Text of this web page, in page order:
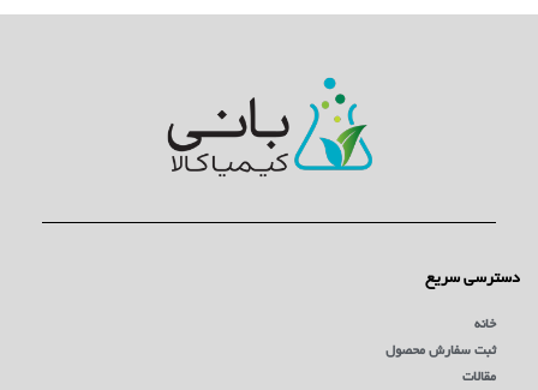
دسترسی سریع
خانه
ثبت سفارش محصول
مقالات